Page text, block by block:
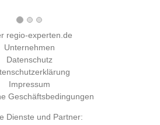
regio-experten.de
Unternehmen
Datenschutz
Impressum
Geschäftsbedingungen
Dienste und Partner: